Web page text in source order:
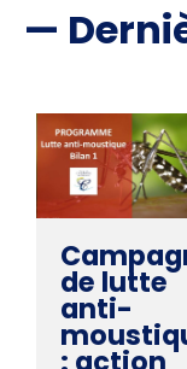
—
de lutte
anti-